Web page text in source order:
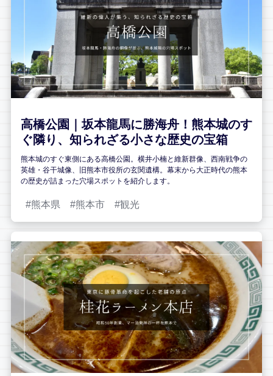
高橋公園｜坂本龍馬に勝海舟！熊本城のす
ぐ隣り、知られざる小さな歴史の宝箱
熊本城のすぐ東側にある高橋公園。横井小楠と維新群像、西南戦争の
英雄・谷干城像、旧熊本市役所の玄関遺構。幕末から大正時代の熊本
の歴史が詰まった穴場スポットを紹介します。
熊本県 熊本市 観光